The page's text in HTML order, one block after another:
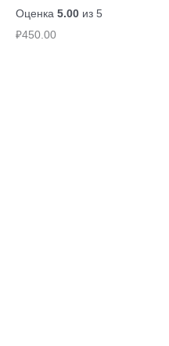
Оценка 5.00 из 5
₽450.00